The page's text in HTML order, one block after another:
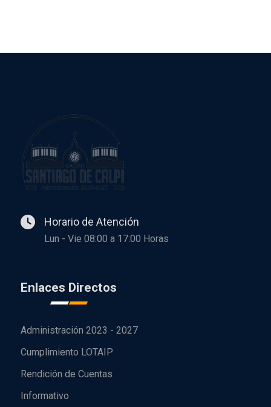
Horario de Atención
Lun - Vie 08:00 a 17:00 Horas
Enlaces Directos
Administración 2023 - 2027
Cumplimiento LOTAIP
Rendición de Cuentas
Informativo